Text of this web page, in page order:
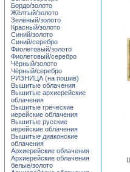
Бордо/золото
Жёлтый/золото
Зелёный/золото
Красный/золото
Синий/золото
Синий/серебро
Фиолетовый/золото
Фиолетовый/серебро
Чёрный/золото
Чёрный/серебро
РИЗНИЦА (на пошив)
Вышитые облачения
Вышитые архиерейские
облачения
Вышитые греческие
иерейские облачения
Вышитые русские
иерейские облачения
Вышитые диаконские
облачения
Архиерейские облачения
Архиерейские облачения
белые/золото